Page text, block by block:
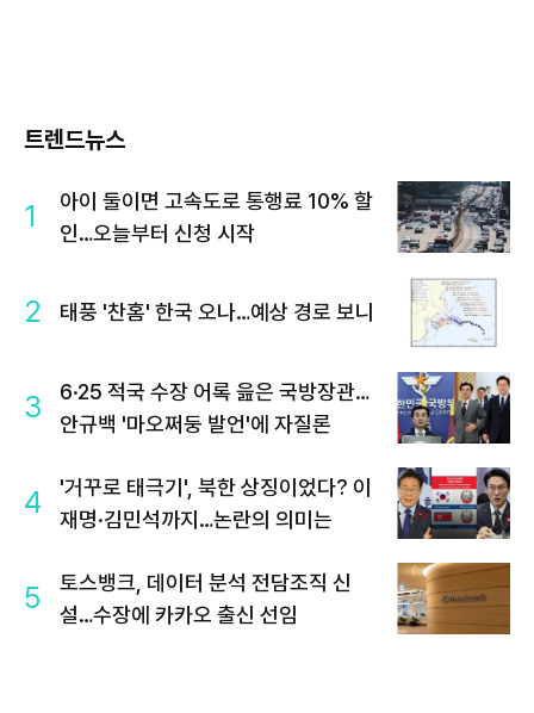
트렌드뉴스
1
아이 둘이면 고속도로 통행료 10% 할
인…오늘부터 신청 시작
2 태풍 '찬홈' 한국 오나…예상 경로 보니
3
6·25 적국 수장 어록 읊은 국방장관…
안규백 '마오쩌둥 발언'에 자질론
4
'거꾸로 태극기', 북한 상징이었다? 이
재명·김민석까지…논란의 의미는
5
토스뱅크, 데이터 분석 전담조직 신
설…수장에 카카오 출신 선임